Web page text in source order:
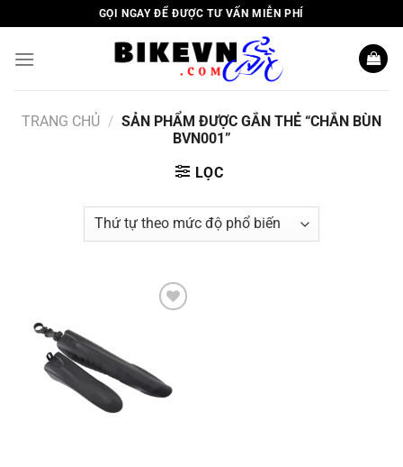
to
content
GỌI NGAY ĐỂ ĐƯỢC TƯ VẤN MIỄN PHÍ
TRANG CHỦ / SẢN PHẨM ĐƯỢC GẮN THẺ “CHẮN BÙN
BVN001”
LỌC